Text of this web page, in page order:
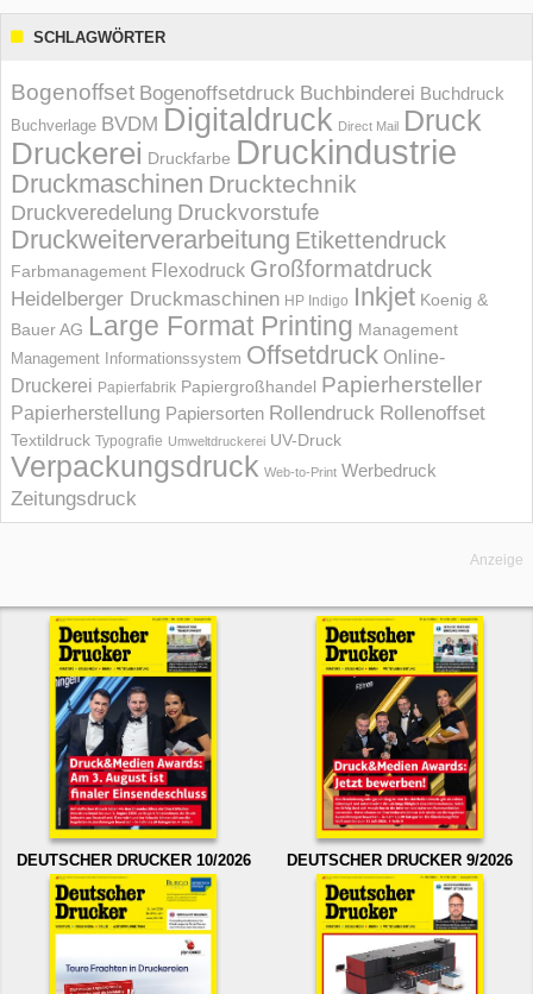
SCHLAGWÖRTER
Bogenoffset Bogenoffsetdruck Buchbinderei Buchdruck
Buchverlage BVDM Digitaldruck Direct Mail Druck
Druckerei Druckfarbe Druckindustrie
Druckmaschinen Drucktechnik
Druckveredelung Druckvorstufe
Druckweiterverarbeitung Etikettendruck
Farbmanagement Flexodruck Großformatdruck
Heidelberger Druckmaschinen HP Indigo Inkjet Koenig &
Bauer AG Large Format Printing Management
Management Informations­system Offsetdruck Online-
Druckerei Papierfabrik Papiergroßhandel Papierhersteller
Papierherstellung Papiersorten Rollendruck Rollenoffset
Textildruck Typografie Umweltdruckerei UV-Druck
Verpackungsdruck Web-to-Print Werbedruck
Zeitungsdruck
Anzeige
DEUTSCHER DRUCKER 10/2026 DEUTSCHER DRUCKER 9/2026